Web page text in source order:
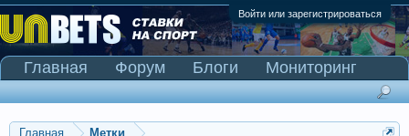
Войти или зарегистрироваться
Главная Метки
Главная Форум Блоги
Мониторинг
Сканер Pinnacle